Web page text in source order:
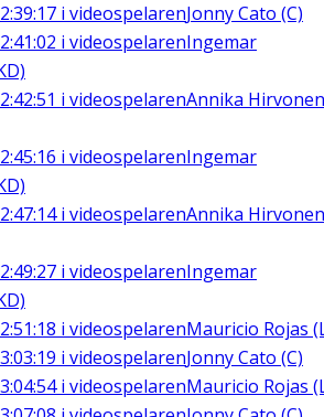
i videospelarenJonny Cato (C)
i videospelarenIngemar
i videospelarenAnnika Hirvonen
i videospelarenIngemar
i videospelarenAnnika Hirvonen
i videospelarenIngemar
i videospelarenMauricio Rojas
i videospelarenJonny Cato (C)
i videospelarenMauricio Rojas